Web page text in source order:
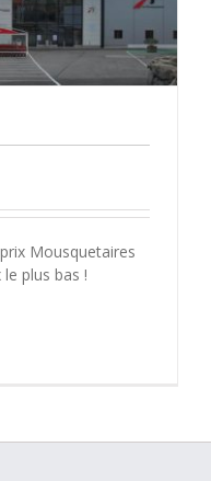
Mousquetaires
plus bas !